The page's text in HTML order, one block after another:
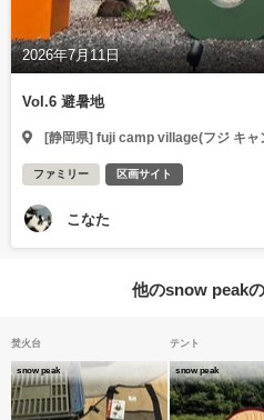
2026年7月11日
Vol.6 避暑地
[静岡県] fuji camp village(フジ キャ
ファミリー 区画サイト
こなた
他のsnow peak
焚火台
snow peak
テント
snow peak